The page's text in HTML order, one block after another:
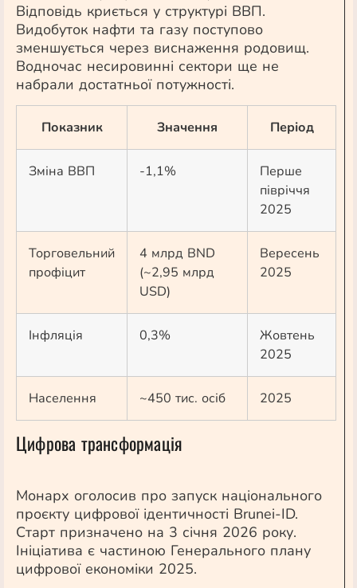
Відповідь криється у структурі ВВП.
Видобуток нафти та газу поступово
зменшується через виснаження родовищ.
Водночас несировинні сектори ще не
набрали достатньої потужності.
Показник Значення Період
Зміна ВВП -1,1%
Перше
півріччя
2025
Торговельний
профіцит
4 млрд BND
(~2,95 млрд
USD)
Вересень
2025
Інфляція 0,3%
Жовтень
2025
Населення ~450 тис. осіб 2025
Цифрова трансформація
Монарх оголосив про запуск національного
проєкту цифрової ідентичності Brunei-ID.
Старт призначено на 3 січня 2026 року.
Ініціатива є частиною Генерального плану
цифрової економіки 2025.